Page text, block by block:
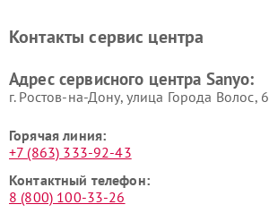
Контакты сервис центра
Адрес сервисного центра Sanyo:
г. Ростов-на-Дону, улица Города Волос, 6
Горячая линия:
+7 (863) 333-92-43
Контактный телефон:
8 (800) 100-33-26